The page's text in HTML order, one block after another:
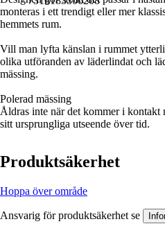
monteras i ett trendigt eller mer
hemmets rum.
Vill man lyfta känslan i rummet
olika utföranden av läderlindat och
mässing.
Polerad mässing
Åldras inte när det kommer i kontakt
sitt ursprungliga utseende över tid.
Produktsäkerhet
Hoppa över område
Ansvarig för produktsäkerhet se